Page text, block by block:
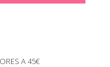
A 45€